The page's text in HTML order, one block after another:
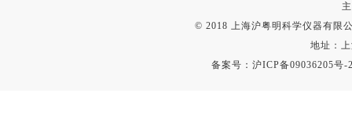
© 2018 上海沪粤明科学仪器有限
地址：
备案号：沪ICP备09036205号-